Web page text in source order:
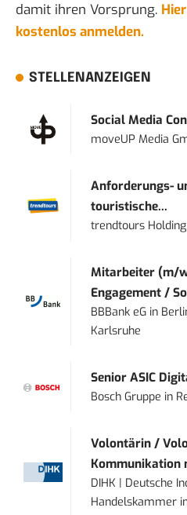
damit ihren Vorsprung.
kostenlos anmelden.
STELLENANZEIGEN
Social Media
moveUP Media
Anforderungs-
touristische...
trendtours
Mitarbeiter (m/
Engagement /
BBBank eG in
Karlsruhe
Senior ASIC
Bosch Gruppe in
Volontärin /
Kommunikation
DIHK | Deutsche
Handelskammer